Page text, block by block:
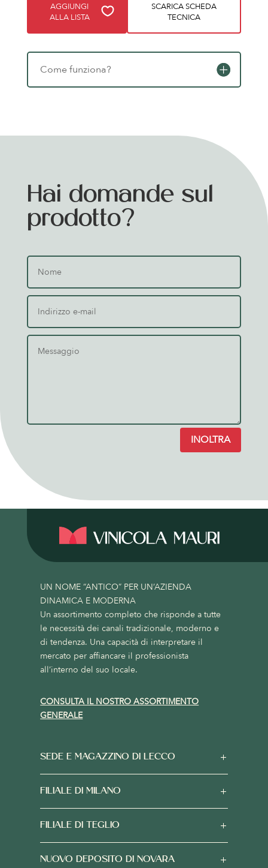
AGGIUNGI
ALLA LISTA
SCARICA SCHEDA
TECNICA
Come funziona?
Hai domande sul
prodotto?
INOLTRA
UN NOME “ANTICO” PER UN’AZIENDA
DINAMICA E MODERNA
Un assortimento completo che risponde a tutte
le necessità dei canali tradizionale, moderno e
di tendenza. Una capacità di interpretare il
mercato per affiancare il professionista
all’interno del suo locale.
CONSULTA IL NOSTRO ASSORTIMENTO
GENERALE
SEDE E MAGAZZINO DI LECCO
FILIALE DI MILANO
FILIALE DI TEGLIO
NUOVO DEPOSITO DI NOVARA